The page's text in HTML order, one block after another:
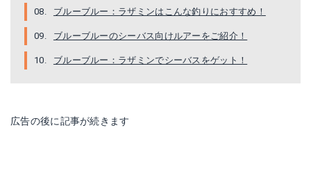
ブルーブルー：ラザミンはこんな釣りにおすすめ！
ブルーブルーのシーバス向けルアーをご紹介！
ブルーブルー：ラザミンでシーバスをゲット！
広告の後に記事が続きます